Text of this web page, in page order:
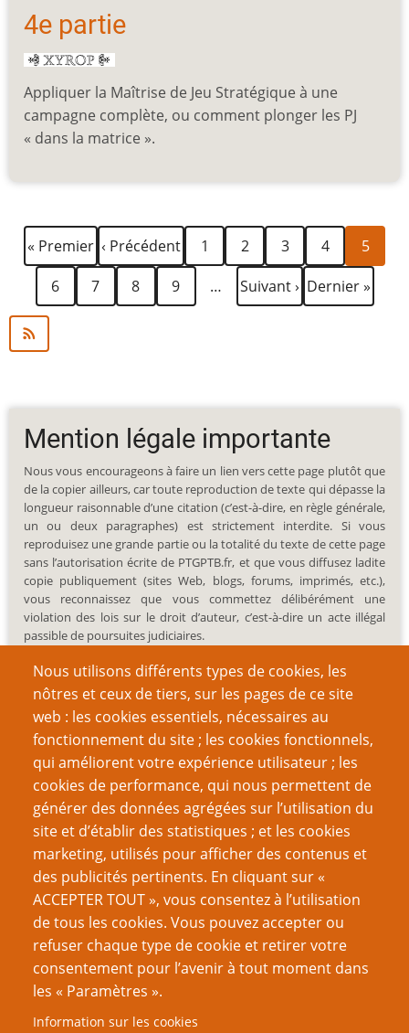
4e partie
Appliquer la Maîtrise de Jeu Stratégique à une
campagne complète, ou comment plonger les PJ
« dans la matrice ».
Pagination
Première
page
« Premier
Page
précédente
‹ Précédent Page
1 Page
2 Page
3 Page
4
Page
5
Page
6 Page
7 Page
8 Page
9 …
Page
suivante
Suivant › Dernière
page
Dernier »
Nous utilisons différents types de cookies, les
nôtres et ceux de tiers, sur les pages de ce site
web : les cookies essentiels, nécessaires au
fonctionnement du site ; les cookies fonctionnels,
qui améliorent votre expérience utilisateur ; les
cookies de performance, qui nous permettent de
générer des données agrégées sur l’utilisation du
site et d’établir des statistiques ; et les cookies
marketing, utilisés pour afficher des contenus et
des publicités pertinents. En cliquant sur «
ACCEPTER TOUT », vous consentez à l’utilisation
de tous les cookies. Vous pouvez accepter ou
refuser chaque type de cookie et retirer votre
consentement pour l’avenir à tout moment dans
les « Paramètres ».
Information sur les cookies
Mention légale importante
Nous vous encourageons à faire un lien vers cette page plutôt que
de la copier ailleurs, car toute reproduction de texte qui dépasse la
longueur raisonnable d’une citation (c’est-à-dire, en règle générale,
un ou deux paragraphes) est strictement interdite. Si vous
reproduisez une grande partie ou la totalité du texte de cette page
sans l’autorisation écrite de PTGPTB.fr, et que vous diffusez ladite
copie publiquement (sites Web, blogs, forums, imprimés, etc.),
vous reconnaissez que vous commettez délibérément une
violation des lois sur le droit d’auteur, c’est-à-dire un acte illégal
passible de poursuites judiciaires.
Recherche
Nom d'utilisateur
Mot de passe